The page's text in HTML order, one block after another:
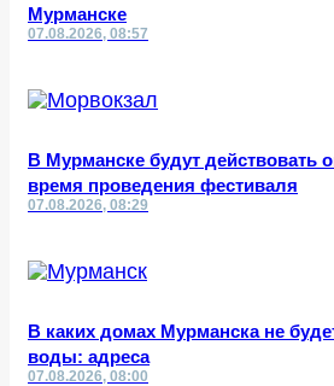
Мурманске
07.08.2026, 08:57
В Мурманске будут действовать
время проведения фестиваля
07.08.2026, 08:29
В каких домах Мурманска не
воды: адреса
07.08.2026, 08:00